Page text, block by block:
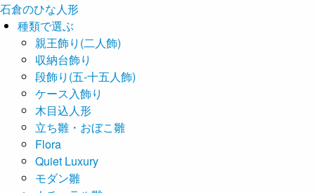
石倉のひな人形
種類で選ぶ
親王飾り(二人飾)
収納台飾り
段飾り(五-十五人飾)
ケース入飾り
木目込人形
立ち雛・おぼこ雛
Flora
Quiet Luxury
モダン雛